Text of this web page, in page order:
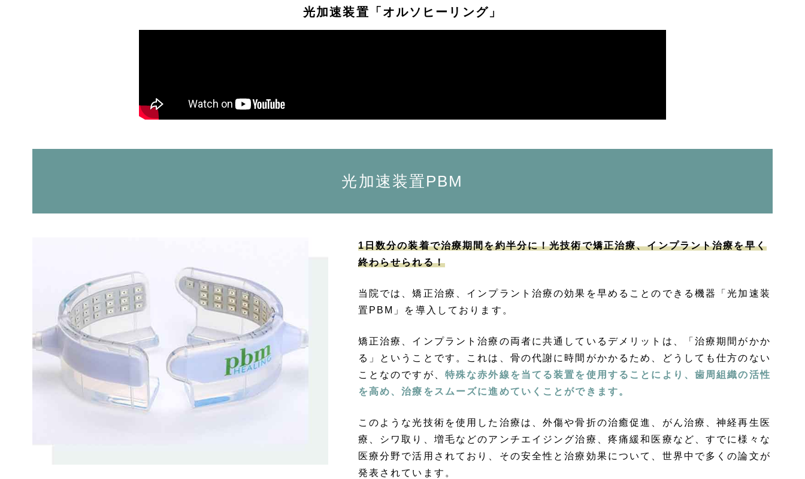
光加速装置「オルソヒーリング」
光加速装置PBM
1日数分の装着で治療期間を約半分に！光技術で矯正治療、インプラント治療を早く
終わらせられる！
当院では、矯正治療、インプラント治療の効果を早めることのできる機器「光加速装
置PBM」を導入しております。
矯正治療、インプラント治療の両者に共通しているデメリットは、「治療期間がかか
る」ということです。これは、骨の代謝に時間がかかるため、どうしても仕方のない
ことなのですが、 特殊な赤外線を当てる装置を使用することにより、歯周組織の活性
を高め、治療をスムーズに進めていくことができます。
このような光技術を使用した治療は、外傷や骨折の治癒促進、がん治療、神経再生医
療、シワ取り、増毛などのアンチエイジング治療、疼痛緩和医療など、すでに様々な
医療分野で活用されており、その安全性と治療効果について、世界中で多くの論文が
発表されています。